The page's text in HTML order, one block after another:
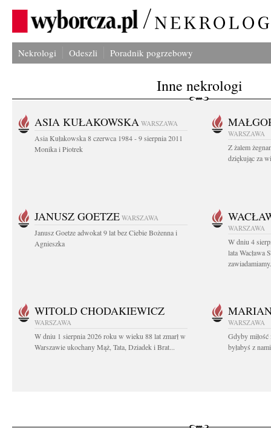
Nekrologi Odeszli Poradnik pogrzebowy
Inne nekrologi
ASIA KUŁAKOWSKA WARSZAWA
Asia Kułakowska 8 czerwca 1984 - 9 sierpnia 2011
Monika i Piotrek
WARSZAWA
Z żalem
dziękując za
JANUSZ GOETZE WARSZAWA
Janusz Goetze adwokat 9 lat bez Ciebie Bożenna i
Agnieszka
WARSZAWA
W dniu 4
lata Wacława
WITOLD CHODAKIEWICZ
WARSZAWA
W dniu 1 sierpnia 2026 roku w wieku 88 lat zmarł w
Warszawie ukochany Mąż, Tata, Dziadek i Brat...
WARSZAWA
Gdyby miłość
byłabyś z